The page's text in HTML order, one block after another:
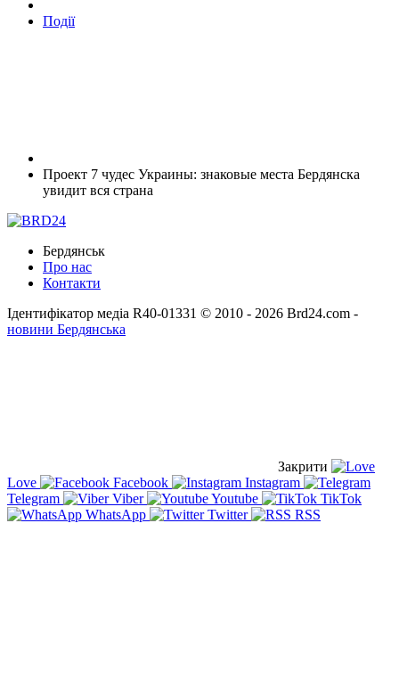
Події
Проект 7 чудес Украины: знаковые места Бердянска
увидит вся страна
Бердянськ
Про нас
Контакти
Ідентифікатор медіа R40-01331 © 2010 - 2026 Brd24.com -
новини Бердянська
Закрити
Love
Facebook
Instagram
Telegram
Viber Youtube
TikTok
WhatsApp
Twitter RSS